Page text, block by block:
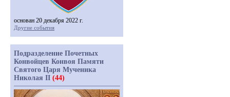
основан 20 декабря 2022 г.
Другие события
Подразделение Почетных
Конвойцев Конвоя Памяти
Святого Царя Мученика
Николая II (44)